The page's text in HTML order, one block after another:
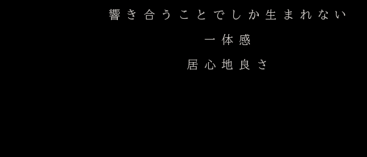
響き合うことでしか生まれない
一体感
​居心地良さ